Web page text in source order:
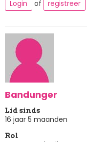
Login of registreer
Bandunger
Lid sinds
16 jaar 5 maanden
Rol